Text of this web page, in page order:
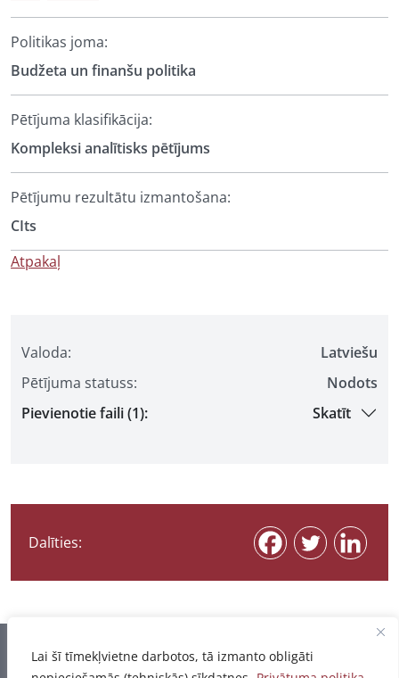
Lai šī tīmekļvietne darbotos, tā izmanto obligāti
Valoda:
Latviešu
Pētījuma statuss:
Nodots
Pievienotie faili (1):
Skatīt
Dalīties:
Politikas joma:
Budžeta un finanšu politika
Pētījuma klasifikācija:
Kompleksi analītisks pētījums
Pētījumu rezultātu izmantošana:
CIts
Atpakaļ
Informācija pēdējo reizi atjaunota 07.08.2026